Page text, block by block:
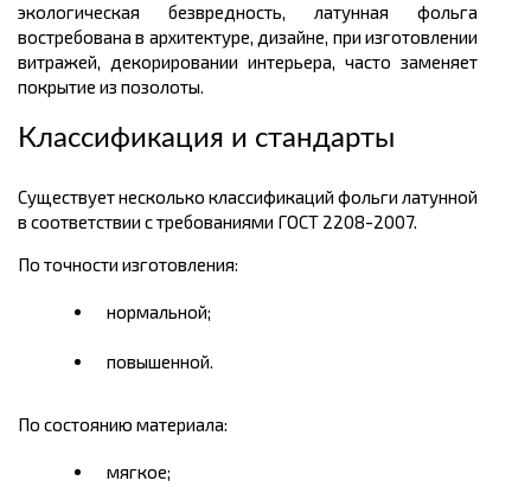
экологическая безвредность, латунная фольга
востребована в архитектуре, дизайне, при изготовлении
витражей, декорировании интерьера, часто заменяет
покрытие из позолоты.
Классификация и стандарты
Существует несколько классификаций фольги латунной
в соответствии с требованиями ГОСТ 2208-2007.
По точности изготовления:
нормальной;
повышенной.
По состоянию материала:
мягкое;